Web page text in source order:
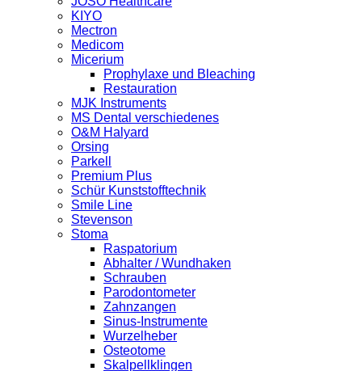
KIYO
Mectron
Medicom
Micerium
Prophylaxe und Bleaching
Restauration
MJK Instruments
MS Dental verschiedenes
O&M Halyard
Orsing
Parkell
Premium Plus
Schür Kunststofftechnik
Smile Line
Stevenson
Stoma
Raspatorium
Abhalter / Wundhaken
Schrauben
Parodontometer
Zahnzangen
Sinus-Instrumente
Wurzelheber
Osteotome
Skalpellklingen